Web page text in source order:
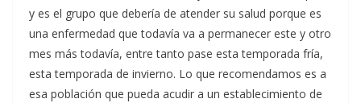
y es el grupo que debería de atender su salud porque es
una enfermedad que todavía va a permanecer este y otro
mes más todavía, entre tanto pase esta temporada fría,
esta temporada de invierno. Lo que recomendamos es a
esa población que pueda acudir a un establecimiento de